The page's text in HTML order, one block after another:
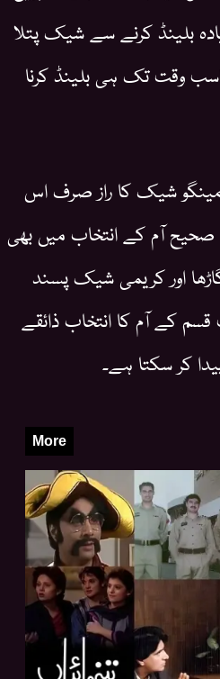
بلینڈ کرنے سے شیک پتلا
وقت تک ہی بلینڈ کرنا
شیک کا راز صرف اس
آم کے انتخاب میں بھی
اور کریمی شیک پسند
کے آم کا انتخاب ذائقے
کر سکتا ہے۔
More